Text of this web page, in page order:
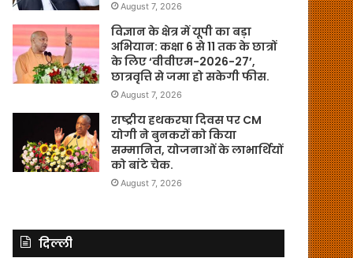
August 7, 2026
विज्ञान के क्षेत्र में यूपी का बड़ा
अभियान: कक्षा 6 से 11 तक के छात्रों
के लिए ‘वीवीएम-2026-27’,
छात्रवृत्ति से जमा हो सकेगी फीस.
August 7, 2026
राष्ट्रीय हथकरघा दिवस पर CM
योगी ने बुनकरों को किया
सम्मानित, योजनाओं के लाभार्थियों
को बांटे चेक.
August 7, 2026
दिल्ली